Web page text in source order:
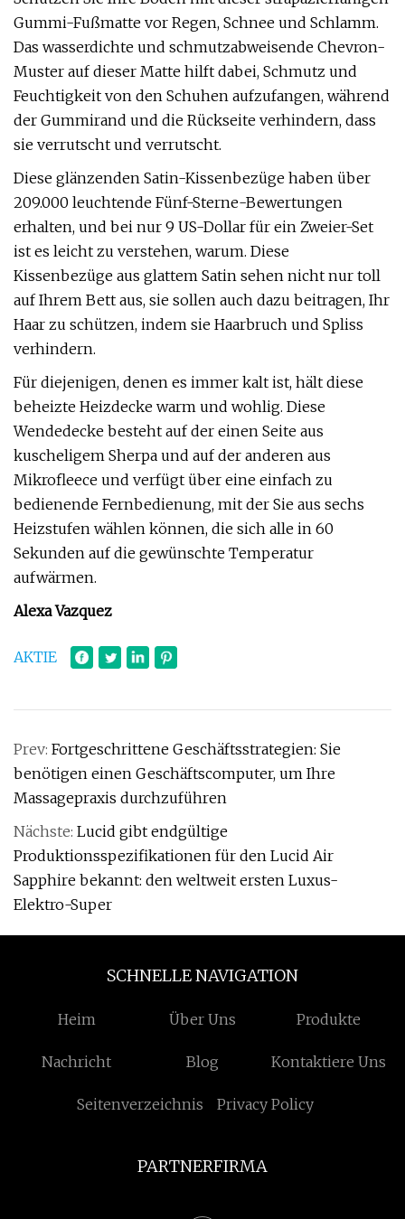
Gummi-Fußmatte vor Regen, Schnee und Schlamm.
Das wasserdichte und schmutzabweisende Chevron-
Muster auf dieser Matte hilft dabei, Schmutz und
Feuchtigkeit von den Schuhen aufzufangen, während
der Gummirand und die Rückseite verhindern, dass
sie verrutscht und verrutscht.
Diese glänzenden Satin-Kissenbezüge haben über
209.000 leuchtende Fünf-Sterne-Bewertungen
erhalten, und bei nur 9 US-Dollar für ein Zweier-Set
ist es leicht zu verstehen, warum. Diese
Kissenbezüge aus glattem Satin sehen nicht nur toll
auf Ihrem Bett aus, sie sollen auch dazu beitragen, Ihr
Haar zu schützen, indem sie Haarbruch und Spliss
verhindern.
Für diejenigen, denen es immer kalt ist, hält diese
beheizte Heizdecke warm und wohlig. Diese
Wendedecke besteht auf der einen Seite aus
kuscheligem Sherpa und auf der anderen aus
Mikrofleece und verfügt über eine einfach zu
bedienende Fernbedienung, mit der Sie aus sechs
Heizstufen wählen können, die sich alle in 60
Sekunden auf die gewünschte Temperatur
aufwärmen.
Alexa Vazquez
AKTIE
Prev: Fortgeschrittene Geschäftsstrategien: Sie
benötigen einen Geschäftscomputer, um Ihre
Massagepraxis durchzuführen
Nächste: Lucid gibt endgültige
Produktionsspezifikationen für den Lucid Air
Sapphire bekannt: den weltweit ersten Luxus-
Elektro-Super
SCHNELLE NAVIGATION
Heim Über Uns Produkte
Nachricht Blog Kontaktiere Uns
Seitenverzeichnis Privacy Policy
PARTNERFIRMA